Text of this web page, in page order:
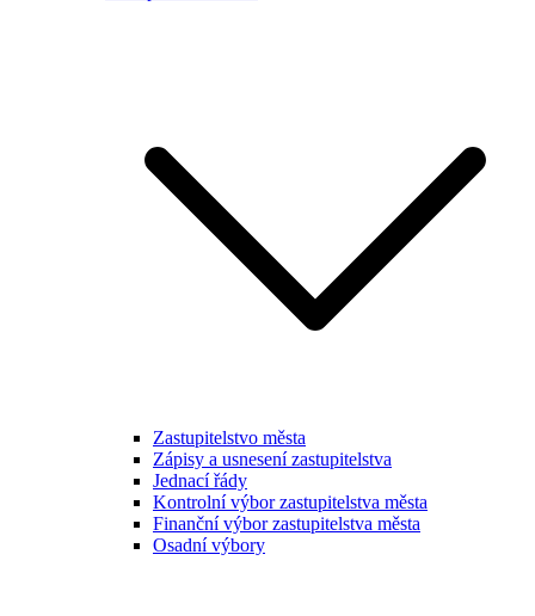
Zastupitelstvo města
Zápisy a usnesení zastupitelstva
Jednací řády
Kontrolní výbor zastupitelstva města
Finanční výbor zastupitelstva města
Osadní výbory